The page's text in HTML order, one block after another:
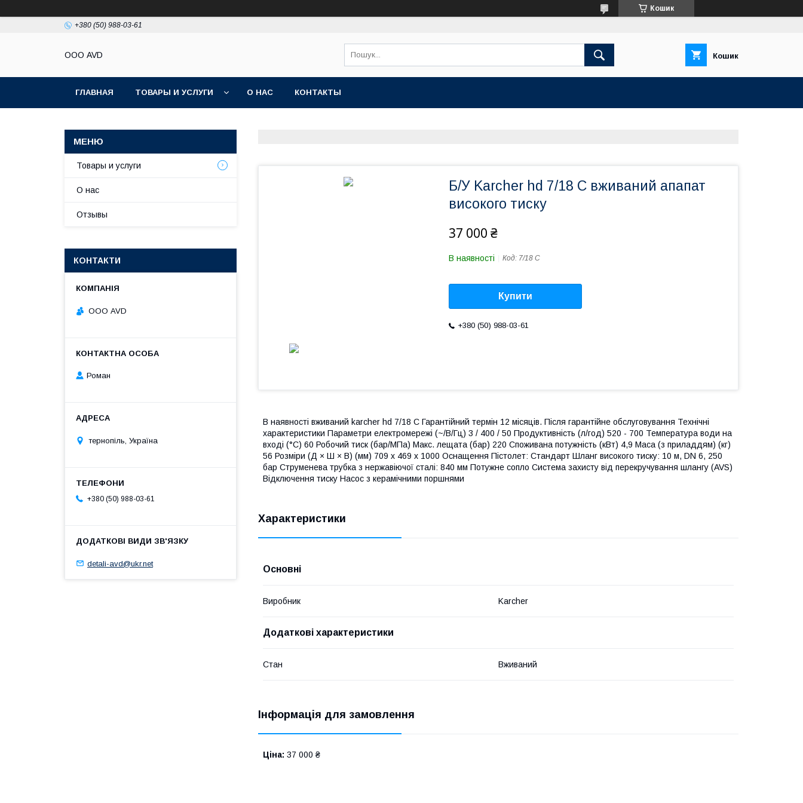
Кошик
+380 (50) 988-03-61
ООО AVD Кошик
ГЛАВНАЯ ТОВАРЫ И УСЛУГИ О НАС КОНТАКТЫ
Б/У Karcher hd 7/18 C вживаний апапат
високого тиску
37 000 ₴
В наявності Код: 7/18 С
Купити
+380 (50) 988-03-61
В наявності вживаний karcher hd 7/18 C Гарантійний термін 12 місяців. Після гарантійне обслуговування Технічні
характеристики Параметри електромережі (~/В/Гц) 3 / 400 / 50 Продуктивність (л/год) 520 - 700 Температура води на
вході (°C) 60 Робочий тиск (бар/МПа) Макс. лещата (бар) 220 Споживана потужність (кВт) 4,9 Маса (з приладдям) (кг)
56 Розміри (Д × Ш × В) (мм) 709 x 469 x 1000 Оснащення Пістолет: Стандарт Шланг високого тиску: 10 м, DN 6, 250
бар Струменева трубка з нержавіючої сталі: 840 мм Потужне сопло Система захисту від перекручування шлангу (AVS)
Відключення тиску Насос з керамічними поршнями
Характеристики
Основні
Виробник Karcher
Додаткові характеристики
Стан Вживаний
Інформація для замовлення
Ціна: 37 000 ₴
Товары и услуги
О нас
Отзывы
КОНТАКТИ
ООО AVD
Роман
тернопіль, Україна
+380 (50) 988-03-61
detali-avd@ukr.net